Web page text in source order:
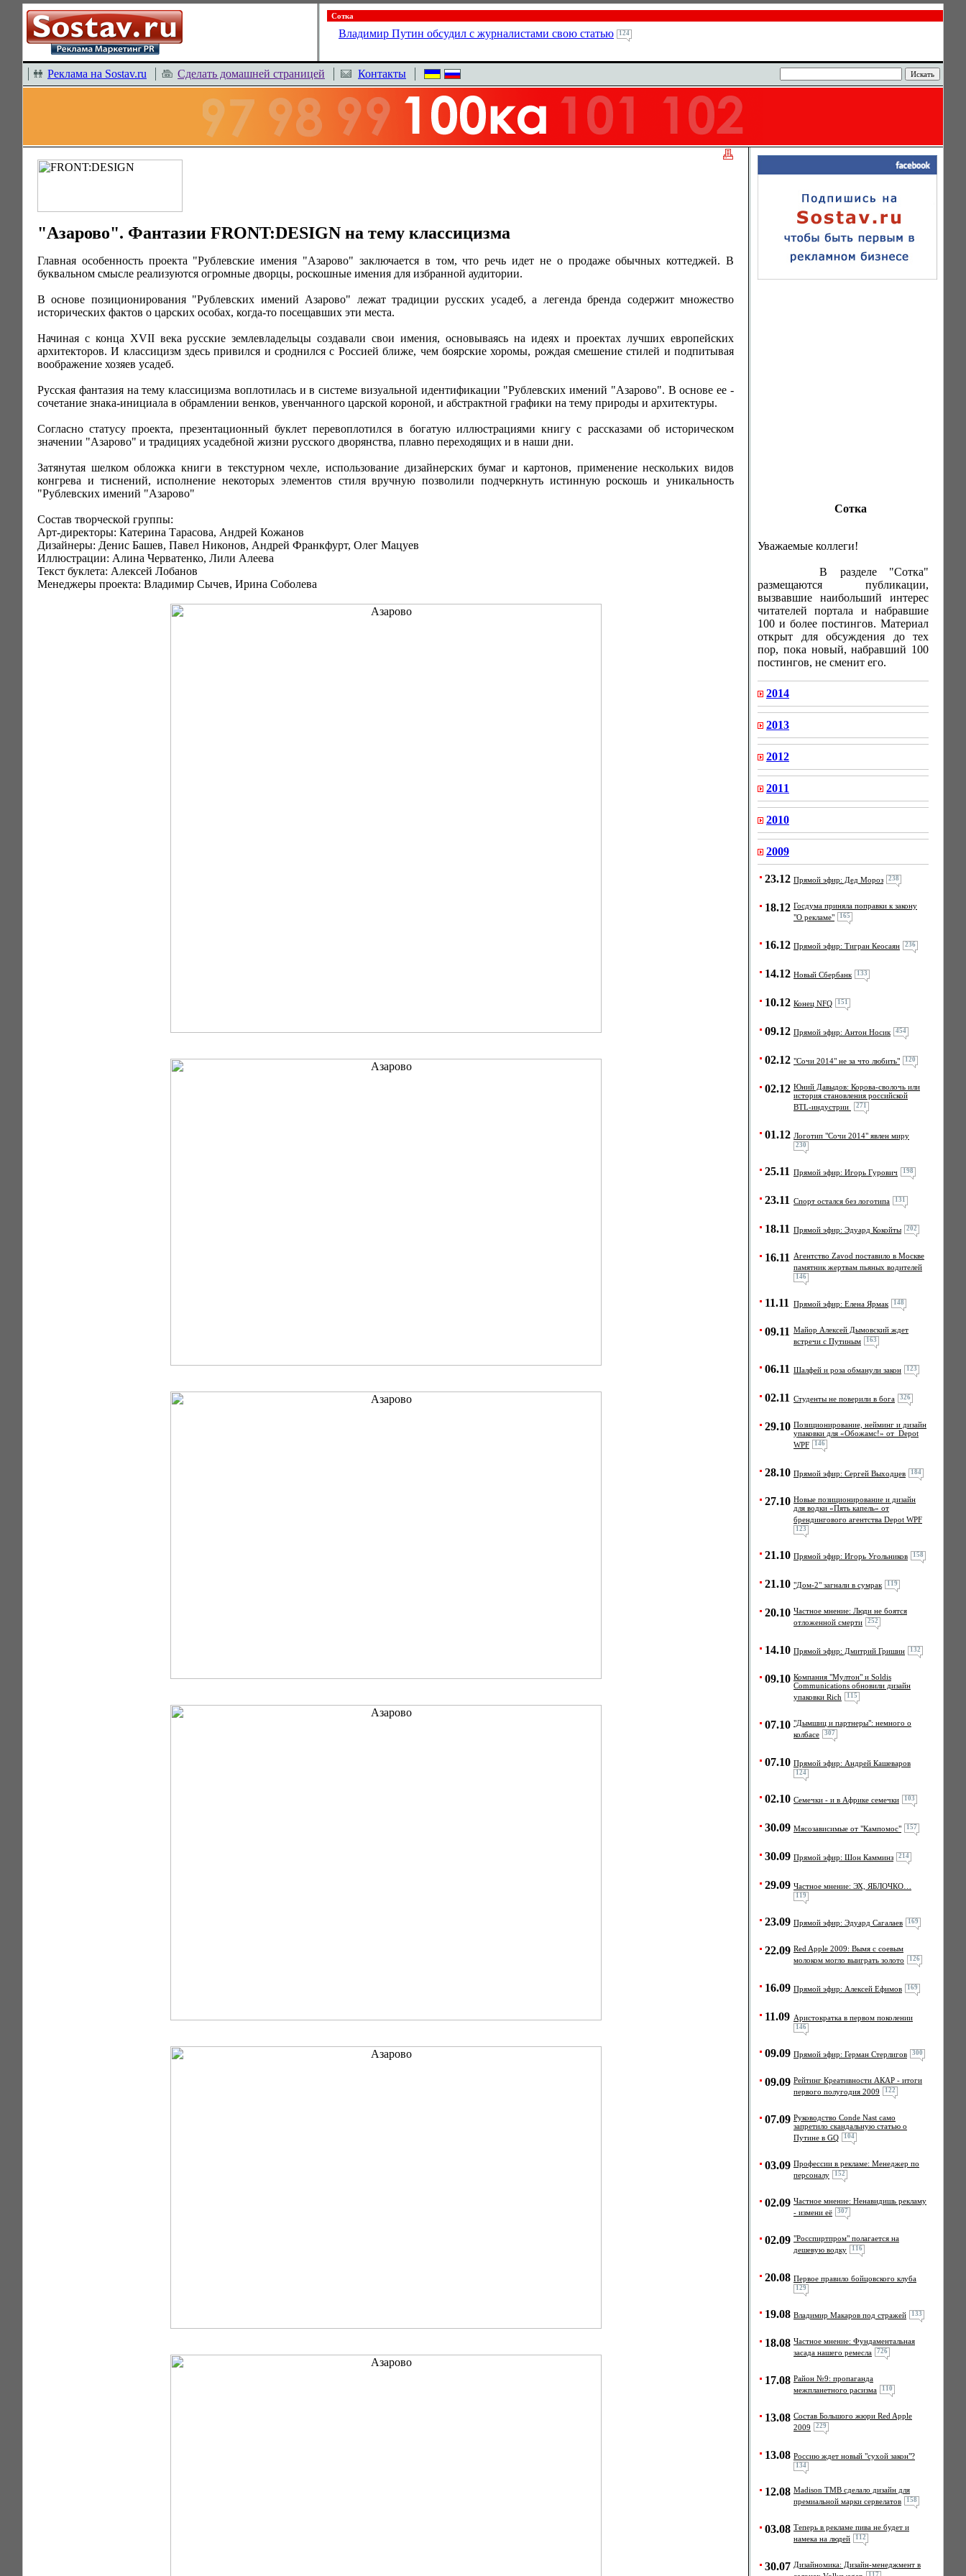
Сотка
Владимир Путин обсудил с журналистами свою статью 124
Реклама на Sostav.ru Сделать домашней страницей Контакты
"Азарово". Фантазии FRONT:DESIGN на тему классицизма
Главная особенность проекта "Рублевские имения "Азарово" заключается в том, что речь идет не о продаже обычных коттеджей. В
буквальном смысле реализуются огромные дворцы, роскошные имения для избранной аудитории.
В основе позиционирования "Рублевских имений Азарово" лежат традиции русских усадеб, а легенда бренда содержит множество
исторических фактов о царских особах, когда-то посещавших эти места.
Начиная с конца XVII века русские землевладельцы создавали свои имения, основываясь на идеях и проектах лучших европейских
архитекторов. И классицизм здесь привился и сроднился с Россией ближе, чем боярские хоромы, рождая смешение стилей и подпитывая
воображение хозяев усадеб.
Русская фантазия на тему классицизма воплотилась и в системе визуальной идентификации "Рублевских имений "Азарово". В основе ее -
сочетание знака-инициала в обрамлении венков, увенчанного царской короной, и абстрактной графики на тему природы и архитектуры.
Согласно статусу проекта, презентационный буклет перевоплотился в богатую иллюстрациями книгу с рассказами об историческом
значении "Азарово" и традициях усадебной жизни русского дворянства, плавно переходящих и в наши дни.
Затянутая шелком обложка книги в текстурном чехле, использование дизайнерских бумаг и картонов, применение нескольких видов
конгрева и тиснений, исполнение некоторых элементов стиля вручную позволили подчеркнуть истинную роскошь и уникальность
"Рублевских имений "Азарово"
Состав творческой группы:
Арт-директоры: Катерина Тарасова, Андрей Кожанов
Дизайнеры: Денис Башев, Павел Никонов, Андрей Франкфурт, Олег Мацуев
Иллюстрации: Алина Черватенко, Лили Алеева
Текст буклета: Алексей Лобанов
Менеджеры проекта: Владимир Сычев, Ирина Соболева
Сотка
Уважаемые коллеги!
В разделе "Сотка"
размещаются публикации,
вызвавшие наибольший интерес
читателей портала и набравшие
100 и более постингов. Материал
открыт для обсуждения до тех
пор, пока новый, набравший 100
постингов, не сменит его.
2014
2013
2012
2011
2010
2009
23.12 Прямой эфир: Дед Мороз 238
18.12 Госдума приняла поправки к закону
"О рекламе"
165
16.12 Прямой эфир: Тигран Кеосаян 236
14.12 Новый Сбербанк 133
10.12 Конец NFQ 151
09.12 Прямой эфир: Антон Носик 454
02.12 "Сочи 2014" не за что любить" 120
02.12 Юний Давыдов: Корова-сволочь или
история становления российской
BTL-индустрии
271
01.12 Логотип "Сочи 2014" явлен миру
230
25.11 Прямой эфир: Игорь Гурович 198
23.11 Спорт остался без логотипа 131
18.11 Прямой эфир: Эдуард Кокойты 202
16.11
Агентство Zavod поставило в Москве
памятник жертвам пьяных водителей
146
11.11 Прямой эфир: Елена Ярмак 148
09.11 Майор Алексей Дымовский ждет
встречи с Путиным
163
06.11 Шалфей и роза обманули закон 123
02.11 Студенты не поверили в бога 326
29.10 Позиционирование, нейминг и дизайн
упаковки для «Обожамс!» от Depot
WPF
146
28.10 Прямой эфир: Сергей Выходцев 184
27.10 Новые позиционирование и дизайн
для водки «Пять капель» от
брендингового агентства Depot WPF
123
21.10 Прямой эфир: Игорь Угольников 158
21.10 "Дом-2" загнали в сумрак 119
20.10 Частное мнение: Люди не боятся
отложенной смерти
252
14.10 Прямой эфир: Дмитрий Гришин 132
09.10 Компания "Мултон" и Soldis
Communications обновили дизайн
упаковки Rich
115
07.10 "Дымшиц и партнеры": немного о
колбасе
307
07.10 Прямой эфир: Андрей Кашеваров
124
02.10 Семечки - и в Африке семечки 103
30.09 Мясозависимые от "Кампомос" 157
30.09 Прямой эфир: Шон Камминз 214
29.09 Частное мнение: ЭХ, ЯБЛОЧКО…
119
23.09 Прямой эфир: Эдуард Сагалаев 169
22.09 Red Apple 2009: Вымя с соевым
молоком могло выиграть золото
126
16.09 Прямой эфир: Алексей Ефимов 169
11.09 Аристократка в первом поколении
146
09.09 Прямой эфир: Герман Стерлигов 300
09.09 Рейтинг Креативности АКАР - итоги
первого полугодия 2009
122
07.09 Руководство Conde Nast само
запретило скандальную статью о
Путине в GQ
104
03.09 Профессии в рекламе: Менеджер по
персоналу
152
02.09 Частное мнение: Ненавидишь рекламу
- измени её
307
02.09 "Росспиртпром" полагается на
дешевую водку
116
20.08 Первое правило бойцовского клуба
129
19.08 Владимир Макаров под стражей 133
18.08 Частное мнение: Фундаментальная
засада нашего ремесла
726
17.08 Район №9: пропаганда
межпланетного расизма
110
13.08 Состав Большого жюри Red Apple
2009
229
13.08 Россию ждет новый "сухой закон"?
134
12.08 Madison TMB сделало дизайн для
премиальной марки сервелатов
158
03.08 Теперь в рекламе пива не будет и
намека на людей
112
30.07 Дизайномика: Дизайн-менеджмент в
117